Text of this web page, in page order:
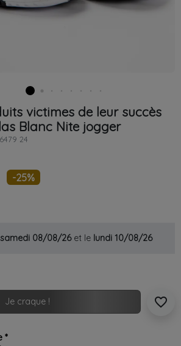
victimes de leur succès
Blanc Nite jogger
24
-25%
samedi 08/08/26et le lundi 10/08/26
Je craque ! favorite_border
*